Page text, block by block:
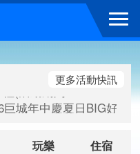
(活動期間：115/08/07-
刷卡郵好禮(活動期間：
(活動期間：115/08/07-
城年中慶夏日BIG好刷(
更多活動快訊
玩樂 住宿